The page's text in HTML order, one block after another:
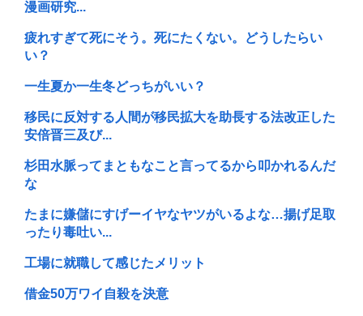
漫画研究...
疲れすぎて死にそう。死にたくない。どうしたらい
い？
一生夏か一生冬どっちがいい？
移民に反対する人間が移民拡大を助長する法改正した
安倍晋三及び...
杉田水脈ってまともなこと言ってるから叩かれるんだ
な
たまに嫌儲にすげーイヤなヤツがいるよな…揚げ足取
ったり毒吐い...
工場に就職して感じたメリット
借金50万ワイ自殺を決意